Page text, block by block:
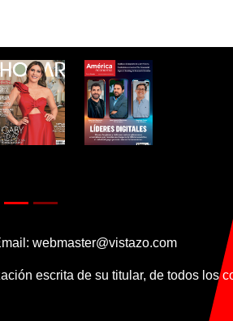
webmaster@vistazo.com
escrita de su titular, de todos los